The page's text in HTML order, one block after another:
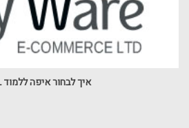
איך לבחור איפה ללמוד SQL?